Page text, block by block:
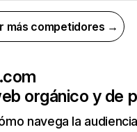
más competidores →
orgánico y de
navega la